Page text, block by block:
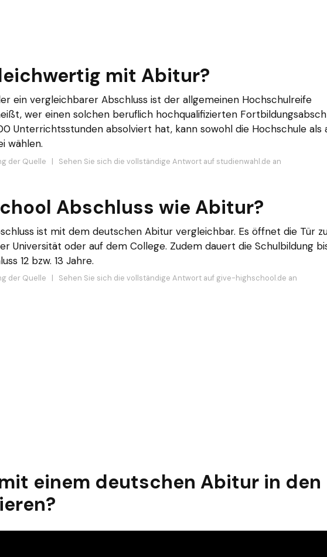
mit Abitur?
ein vergleichbarer Abschluss ist der allgemeinen Hochschulreife
wer einen solchen beruflich hochqualifizierten
Unterrichtsstunden absolviert hat, kann sowohl die Hochschule als
wählen.
der Quelle | Sehen Sie sich die vollständige Antwort auf studienwahl.de an
Abschluss wie Abitur?
ist mit dem deutschen Abitur vergleichbar. Es öffnet die Tür
Universität oder auf dem College. Zudem dauert die Schulbildung
12 bzw. 13 Jahre.
der Quelle | Sehen Sie sich die vollständige Antwort auf give-highschool.de an
einem deutschen Abitur in den